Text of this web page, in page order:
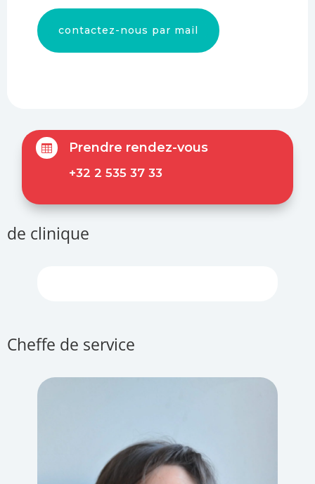
contactez-nous par mail
 Prendre rendez-vous
+32 2 535 37 33
de clinique
Cheffe de service